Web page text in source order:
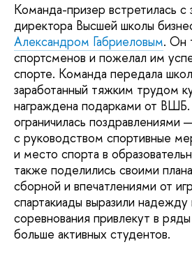
Команда-призер встретилась с
директора Высшей школы
Александром Габриеловым. Он
спортсменов и пожелал им
спорте. Команда передала
заработанный тяжким трудом
награждена подарками от ВШБ.
ограничилась поздравлениями
с руководством спортивные
и место спорта в
также поделились своими
сборной и впечатлениями от
спартакиады выразили надежду
соревнования привлекут в
больше активных студентов.